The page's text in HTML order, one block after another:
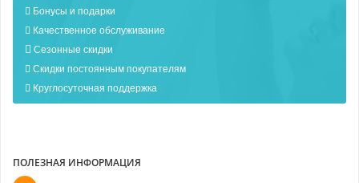
Бонусы и подарки
Качественное обслуживание
Сезонные скидки
Скидки постоянным покупателям
Круглосуточная поддержка
ПОЛЕЗНАЯ ИНФОРМАЦИЯ